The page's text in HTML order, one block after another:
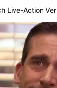
на
районном
которое